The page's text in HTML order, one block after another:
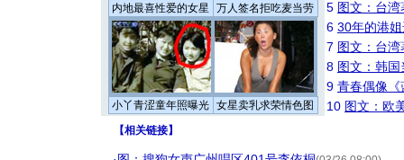
内地最喜性爱的女星 万人签名拒吃麦当劳
小丫青涩童年照曝光 女星卖乳求荣情色图
5 图文：台
6 30年的港
7 图文：台
8 图文：韩
9 青春偶像《
10 图文：欧
【相关链接】